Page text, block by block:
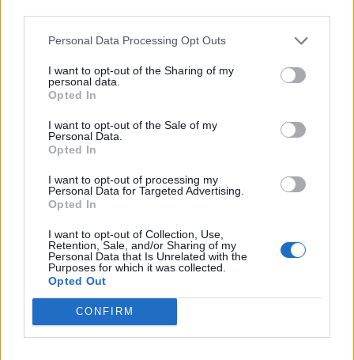
Personal Data Processing Opt Outs
I want to opt-out of the Sharing of my
personal data.
Opted In
I want to opt-out of the Sale of my
Personal Data.
Opted In
I want to opt-out of processing my
Personal Data for Targeted Advertising.
Opted In
I want to opt-out of Collection, Use,
Retention, Sale, and/or Sharing of my
Personal Data that Is Unrelated with the
Purposes for which it was collected.
Opted Out
CONFIRM
για να μπούμε στην κυκλοφορία. Το
κυκλοφοριακό ζήτημα δεν μπορεί να
παραμένει άλλο «κάτω από το χαλί», καθώς
επηρεάζει σημαντικά την καθημερινότητα
Έχει φτάσει η ώρα να σταματήσουν οι
σε άμεσες λύσεις που μπορούν να κάνουν τη
διαφορά.
ΟΛΕΣ ΟΙ ΕΙΔΗΣΕΙΣ
2.85 εκατ. ευρώ για την επανάχρηση του
Παλαιού Γυμνασίου Πύλου